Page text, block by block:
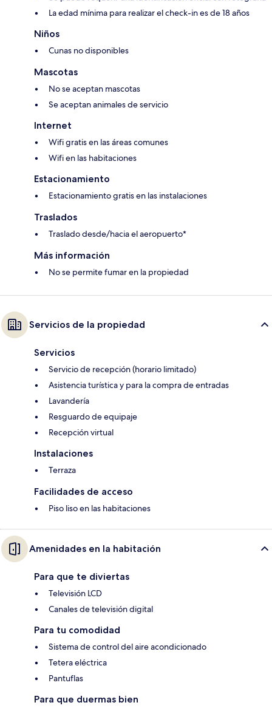
La edad mínima para realizar el check-in es de 18 años
Niños
Cunas no disponibles
Mascotas
No se aceptan mascotas
Se aceptan animales de servicio
Internet
Wifi gratis en las áreas comunes
Wifi en las habitaciones
Estacionamiento
Estacionamiento gratis en las instalaciones
Traslados
Traslado desde/hacia el aeropuerto*
Más información
No se permite fumar en la propiedad
Servicios de la propiedad
Servicios
Servicio de recepción (horario limitado)
Asistencia turística y para la compra de entradas
Lavandería
Resguardo de equipaje
Recepción virtual
Instalaciones
Terraza
Facilidades de acceso
Piso liso en las habitaciones
Amenidades en la habitación
Para que te diviertas
Televisión LCD
Canales de televisión digital
Para tu comodidad
Sistema de control del aire acondicionado
Tetera eléctrica
Pantuflas
Para que duermas bien